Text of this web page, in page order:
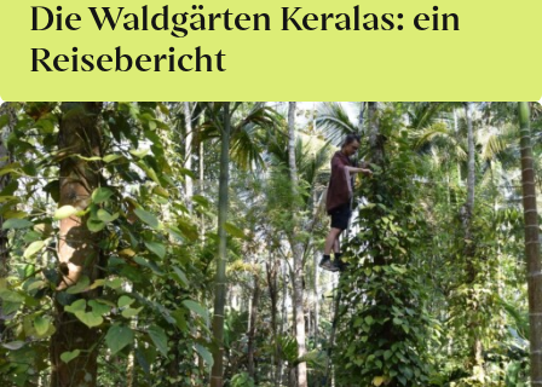
Die Waldgärten Keralas: ein
Reisebericht